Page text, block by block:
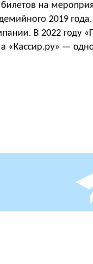
на
2019
В 2022 году
«Кассир.ру» —